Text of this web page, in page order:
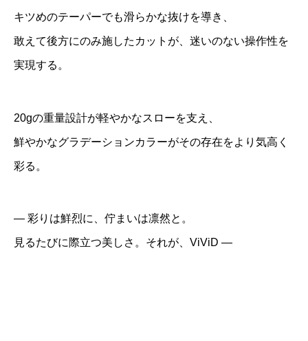
キツめのテーパーでも滑らかな抜けを導き、
敢えて後方にのみ施したカットが、迷いのない操作性を
実現する。
20gの重量設計が軽やかなスローを支え、
鮮やかなグラデーションカラーがその存在をより気高く
彩る。
― 彩りは鮮烈に、佇まいは凛然と。
見るたびに際立つ美しさ。それが、ViViD ―